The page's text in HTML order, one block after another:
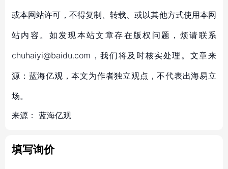
或本网站许可，不得复制、转载、或以其他方式使用本网
站内容。如发现本站文章存在版权问题，烦请联系
chuhaiyi@baidu.com，我们将及时核实处理。文章来
源：蓝海亿观，本文为作者独立观点，不代表出海易立
场。
来源： 蓝海亿观
填写询价